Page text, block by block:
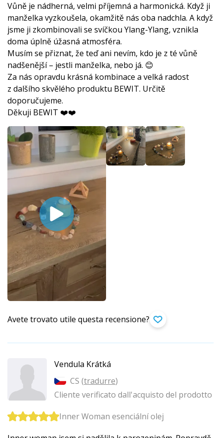
Vůně je nádherná, velmi příjemná a harmonická. Když ji
manželka vyzkoušela, okamžitě nás oba nadchla. A když
jsme ji zkombinovali se svíčkou Ylang-Ylang, vznikla
doma úplně úžasná atmosféra.
Musím se přiznat, že teď ani nevím, kdo je z té vůně
nadšenější – jestli manželka, nebo já. 😊
Za nás opravdu krásná kombinace a velká radost
z dalšího skvělého produktu BEWIT. Určitě
doporučujeme.
Děkuji BEWIT ❤️❤️
Avete trovato utile questa recensione?
Vendula Krátká
CS (tradurre)
Cliente verificato dall'acquisto del prodotto
Inner Woman esenciální olej